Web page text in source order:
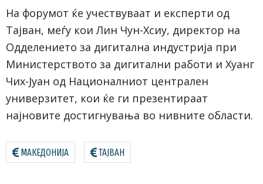
На форумот ќе учествуваат и експерти од
Тајван, меѓу кои Лин Чун-Хсиу, директор на
Одделението за дигитална индустрија при
Министерството за дигитални работи и Хуанг
Чих-Јуан од Националниот централен
универзитет, кои ќе ги презентираат
најновите достигнувања во нивните области.
МАКЕДОНИЈА ТАЈВАН